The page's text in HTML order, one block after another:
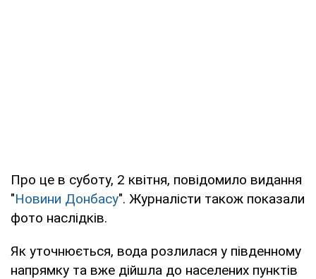
Про це в суботу, 2 квітня, повідомило видання
"Новини Донбасу". Журналісти також показали
фото наслідків.
Як уточнюється, вода розлилася у південному
напрямку та вже дійшла до населених пунктів